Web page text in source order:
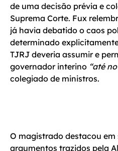
de uma decisão prévia e
Suprema Corte. Fux
já havia debatido o caos
determinado
TJRJ deveria assumir e
governador interino “até
colegiado de ministros.
O magistrado destacou em
argumentos trazidos pela